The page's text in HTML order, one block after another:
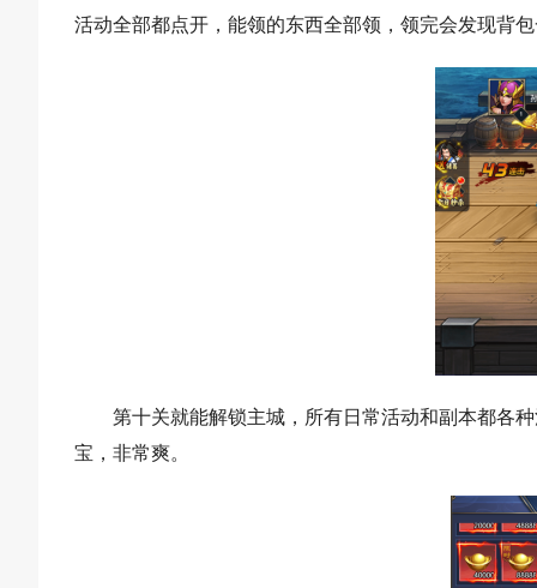
活动全部都点开，能领的东西全部领，领完会发现背
第十关就能解锁主城，所有日常活动和副本都各
宝，非常爽。